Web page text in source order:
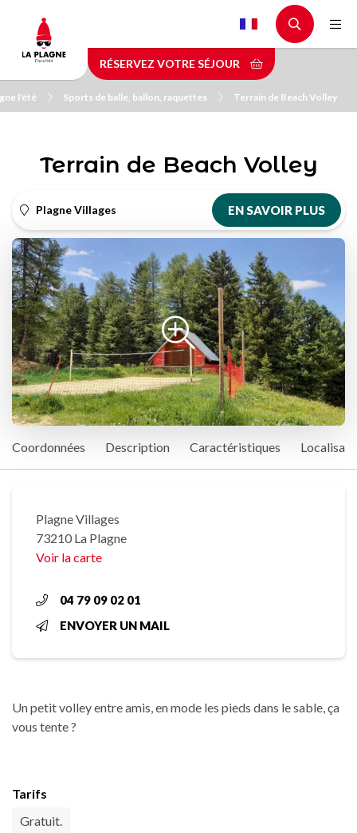
contenu
principal
RÉSERVEZ VOTRE SÉJOUR
l'été Sports de balle, ballon, raquettes Terrain de Beach Volley
Terrain de Beach Volley
Plagne Villages EN SAVOIR PLUS
Coordonnées Description Caractéristiques
Plagne Villages
73210 La Plagne
Voir la carte
04 79 09 02 01
ENVOYER UN MAIL
Un petit volley entre amis, en mode les pieds dans le sable, ça
vous tente ?
Tarifs
Gratuit.